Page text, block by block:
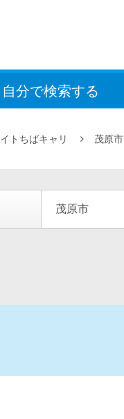
自分で検索する
トちばキャリ 茂原市
茂原市